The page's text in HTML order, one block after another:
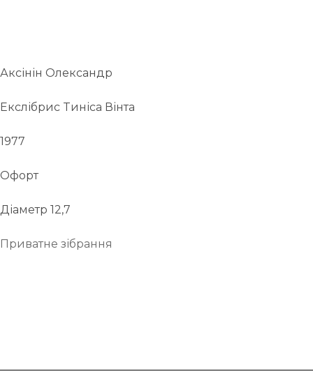
Аксінін Олександр
Екслібрис Tиніса Вінта
1977
Офорт
Діаметр 12,7
Приватне зібрання